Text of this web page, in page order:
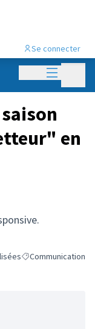
Menu
Se connecter
en
la catégorie :
Filtrer les résultats
Communication